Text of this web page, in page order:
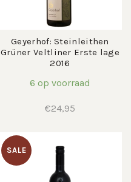
Geyerhof: Steinleithen
Grüner Veltliner Erste lage
2016
6 op voorraad
€24,95
SALE